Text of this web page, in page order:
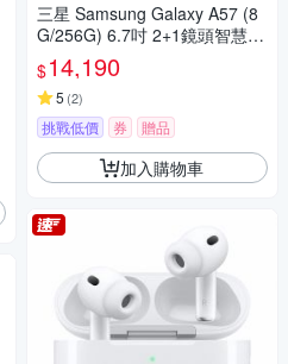
三星 Samsung Galaxy A57 (8
G/256G) 6.7吋 2+1鏡頭智慧手
機
$14,190
5 (2)
挑戰低價 券 贈品
加入購物車